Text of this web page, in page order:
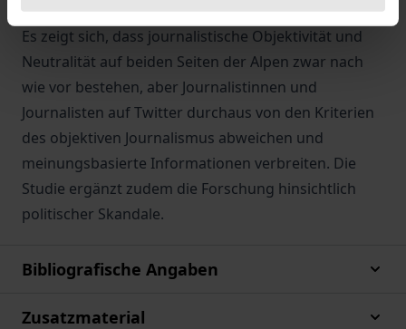
journalisten ergänzt.
Es zeigt sich, dass journalistische Objektivität und
Neutralität auf beiden Seiten der Alpen zwar nach
wie vor bestehen, aber Journalistinnen und
Journalisten auf Twitter durchaus von den Kriterien
des objektiven Journalismus abweichen und
meinungsbasierte Informationen verbreiten. Die
Studie ergänzt zudem die Forschung hinsichtlich
politischer Skandale.
Bibliografische Angaben
Zusatzmaterial